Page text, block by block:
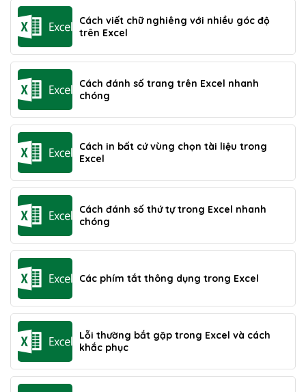
Cách viết chữ nghiêng với nhiều góc độ
trên Excel
Cách đánh số trang trên Excel nhanh
chóng
Cách in bất cứ vùng chọn tài liệu trong
Excel
Cách đánh số thứ tự trong Excel nhanh
chóng
Các phím tắt thông dụng trong Excel
Lỗi thường bắt gặp trong Excel và cách
khắc phục